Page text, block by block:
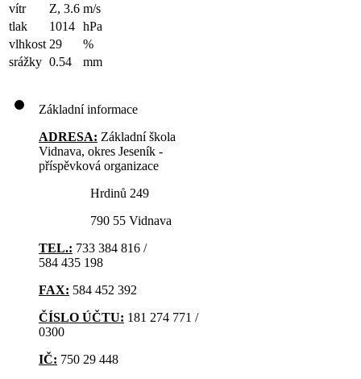
vítr Z, 3.6 m/s
tlak
1014 hPa
vlhkost 29
%
srážky 0.54 mm
Základní informace
ADRESA: Základní škola
Vidnava, okres Jeseník -
příspěvková organizace
Hrdinů 249
790 55 Vidnava
TEL.: 733 384 816 /
584 435 198
FAX: 584 452 392
ČÍSLO ÚČTU: 181 274 771 /
0300
IČ: 750 29 448